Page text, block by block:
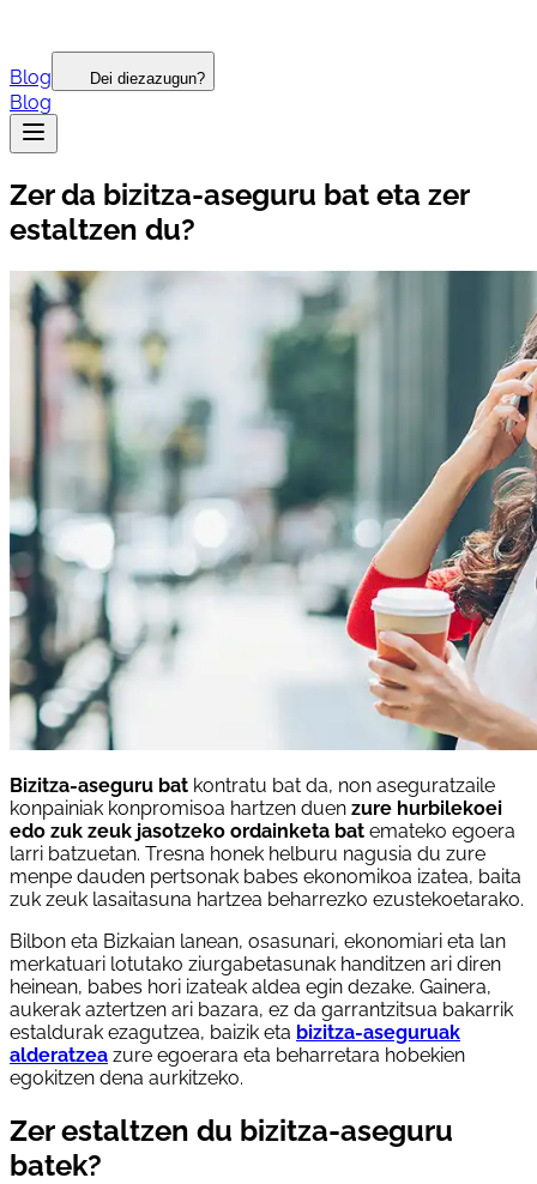
Blog Dei diezazugun?
Blog
Zer da bizitza-aseguru bat eta zer
estaltzen du?
Bizitza-aseguru bat kontratu bat da, non aseguratzaile
konpainiak konpromisoa hartzen duen zure hurbilekoei
edo zuk zeuk jasotzeko ordainketa bat emateko egoera
larri batzuetan. Tresna honek helburu nagusia du zure
menpe dauden pertsonak babes ekonomikoa izatea, baita
zuk zeuk lasaitasuna hartzea beharrezko ezustekoetarako.
Bilbon eta Bizkaian lanean, osasunari, ekonomiari eta lan
merkatuari lotutako ziurgabetasunak handitzen ari diren
heinean, babes hori izateak aldea egin dezake. Gainera,
aukerak aztertzen ari bazara, ez da garrantzitsua bakarrik
estaldurak ezagutzea, baizik eta bizitza-aseguruak
alderatzea zure egoerara eta beharretara hobekien
egokitzen dena aurkitzeko.
Zer estaltzen du bizitza-aseguru
batek?